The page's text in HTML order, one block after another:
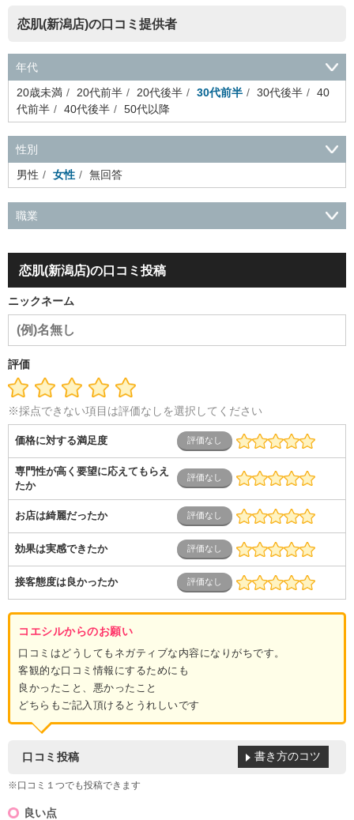
恋肌(新潟店)の口コミ提供者
年代
20歳未満
20代前半 20代後半 30代前半 30代後半
40
代前半
40代後半 50代以降
性別
男性
女性 無回答
職業
品
アミューズメント・エンターテイメント・ゲーム関連
容・エステ・リラクゼーション
旅行・ホテル・航空・ブライ
ダル・葬祭
音響
芸能・イベント・コンパニオン
ム開発・SE・インフラ）
導体・制御）
介護
ス
士業・コンサルティング
ービス
コールセンター マーケティング・企画
専業主婦（夫）
営業
恋肌(新潟店)の口コミ投稿
ニックネーム
評価
※採点できない項目は評価なしを選択してください
価格に対する満足度
専門性が高く要望に応えてもらえ
たか
お店は綺麗だったか
効果は実感できたか
接客態度は良かったか
コエシルからのお願い
口コミはどうしてもネガティブな内容になりがちです。
客観的な口コミ情報にするためにも
良かったこと、悪かったこと
どちらもご記入頂けるとうれしいです
口コミ投稿
※口コミ１つでも投稿できます
書き方のコツ
良い点